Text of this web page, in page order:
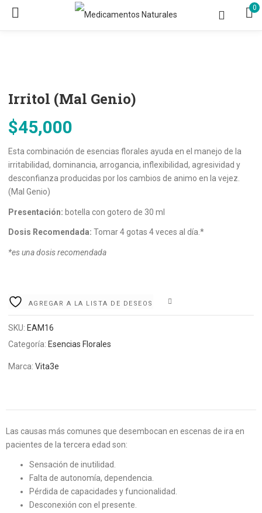
0
Irritol (Mal Genio)
$45,000
Esta combinación de esencias florales ayuda en el manejo de la
irritabilidad, dominancia, arrogancia, inflexibilidad, agresividad y
desconfianza producidas por los cambios de animo en la vejez.
(Mal Genio)
Presentación: botella con gotero de 30 ml
Dosis Recomendada: Tomar 4 gotas 4 veces al día.*
*es una dosis recomendada
AGREGAR A LA LISTA DE DESEOS
SKU:EAM16
Categoría:Esencias Florales
Marca:Vita3e
Las causas más comunes que desembocan en escenas de ira en
pacientes de la tercera edad son:
Sensación de inutilidad.
Falta de autonomía, dependencia.
Pérdida de capacidades y funcionalidad.
Desconexión con el presente.